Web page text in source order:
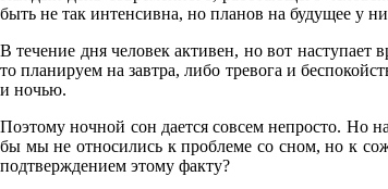
быть не так интенсивна, но планов на будущее у
В течение дня человек активен, но вот
то планируем на завтра, либо тревога и
и ночью.
Поэтому ночной сон дается совсем непросто. Но
бы мы не относились к проблеме со сном, но к
подтверждением этому факту?